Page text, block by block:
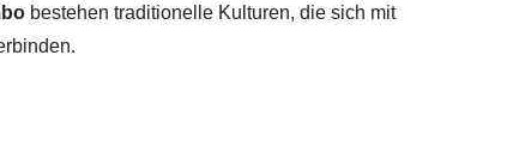
bestehen traditionelle Kulturen, die sich mit